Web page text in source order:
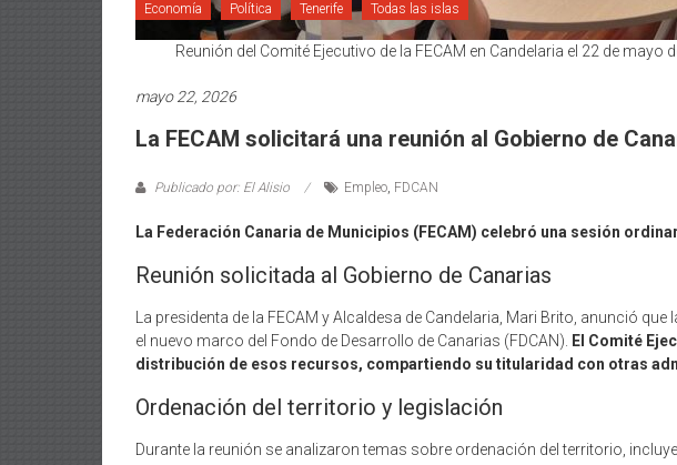
Economía Política Tenerife Todas las islas
Reunión del Comité Ejecutivo de la FECAM en Candelaria el 22 de
mayo 22, 2026
La FECAM solicitará una reunión al Gobierno de
Publicado por: El Alisio Empleo, FDCAN
La Federación Canaria de Municipios (FECAM) celebró una sesión
Reunión solicitada al Gobierno de Canarias
La presidenta de la FECAM y Alcaldesa de Candelaria, Mari Brito, anunció
el nuevo marco del Fondo de Desarrollo de Canarias (FDCAN).
El Comité
distribución de esos recursos, compartiendo su titularidad con otras
Ordenación del territorio y legislación
Durante la reunión se analizaron temas sobre ordenación del territorio,